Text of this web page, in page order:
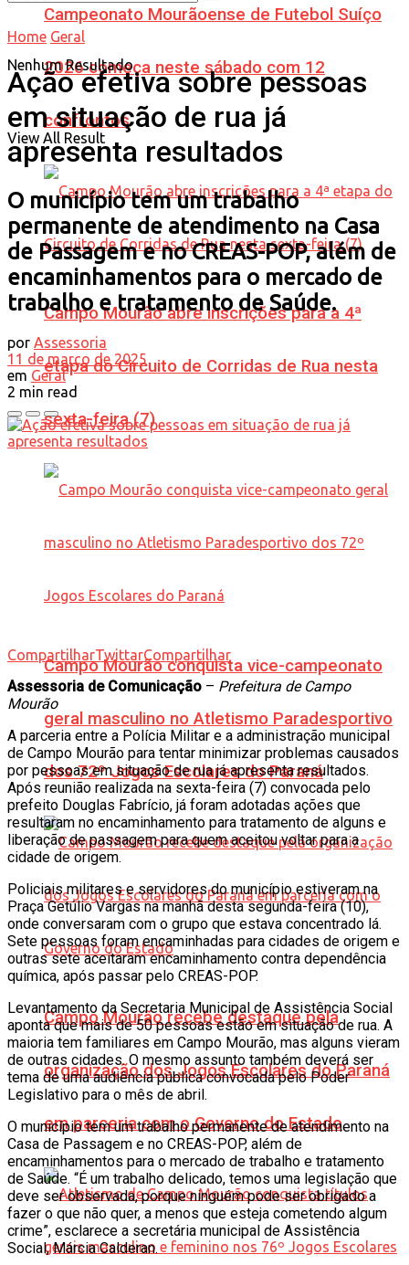
Campeonato Mourãoense de Futebol Suíço
2026 começa neste sábado com 12
confrontos
Campo Mourão abre inscrições para a 4ª
etapa do Circuito de Corridas de Rua nesta
sexta-feira (7)
Campo Mourão conquista vice-campeonato
geral masculino no Atletismo Paradesportivo
dos 72º Jogos Escolares do Paraná
Campo Mourão recebe destaque pela
organização dos Jogos Escolares do Paraná
em parceria com o Governo do Estado
Nenhum Resultado
View All Result
Home Geral
Ação efetiva sobre pessoas
em situação de rua já
apresenta resultados
O município tem um trabalho
permanente de atendimento na Casa
de Passagem e no CREAS-POP, além de
encaminhamentos para o mercado de
trabalho e tratamento de Saúde.
por Assessoria
11 de março de 2025
em Geral
2 min read
CompartilharTwittarCompartilhar
Assessoria de Comunicação – Prefeitura de Campo
Mourão
A parceria entre a Polícia Militar e a administração municipal
de Campo Mourão para tentar minimizar problemas causados
por pessoas em situação de rua já apresenta resultados.
Após reunião realizada na sexta-feira (7) convocada pelo
prefeito Douglas Fabrício, já foram adotadas ações que
resultaram no encaminhamento para tratamento de alguns e
liberação de passagem para quem aceitou voltar para a
cidade de origem.
Policiais militares e servidores do município estiveram na
Praça Getúlio Vargas na manhã desta segunda-feira (10),
onde conversaram com o grupo que estava concentrado lá.
Sete pessoas foram encaminhadas para cidades de origem e
outras sete aceitaram encaminhamento contra dependência
química, após passar pelo CREAS-POP.
Levantamento da Secretaria Municipal de Assistência Social
aponta que mais de 50 pessoas estão em situação de rua. A
maioria tem familiares em Campo Mourão, mas alguns vieram
de outras cidades. O mesmo assunto também deverá ser
tema de uma audiência pública convocada pelo Poder
Legislativo para o mês de abril.
O município tem um trabalho permanente de atendimento na
Casa de Passagem e no CREAS-POP, além de
encaminhamentos para o mercado de trabalho e tratamento
de Saúde. “É um trabalho delicado, temos uma legislação que
deve ser observada, porque ninguém pode ser obrigado a
fazer o que não quer, a menos que esteja cometendo algum
crime”, esclarece a secretária municipal de Assistência
Social, Márcia Calderan.